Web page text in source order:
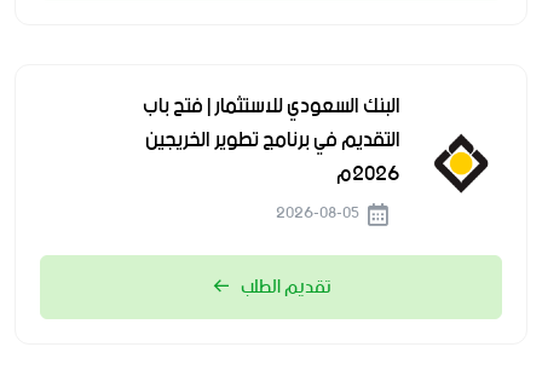
البنك السعودي للاستثمار | فتح باب
التقديم في برنامج تطوير الخريجين
2026م
تقديم الطلب